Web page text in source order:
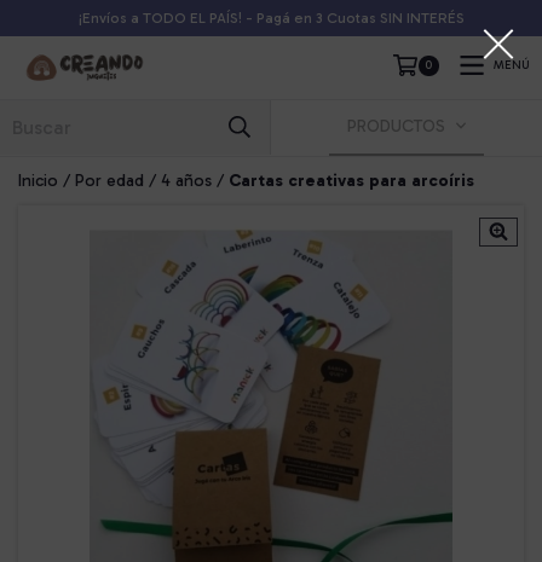
¡Envíos a TODO EL PAÍS! - Pagá en 3 Cuotas SIN INTERÉS
0 MENÚ
PRODUCTOS
Inicio / Por edad / 4 años / Cartas creativas para arcoíris